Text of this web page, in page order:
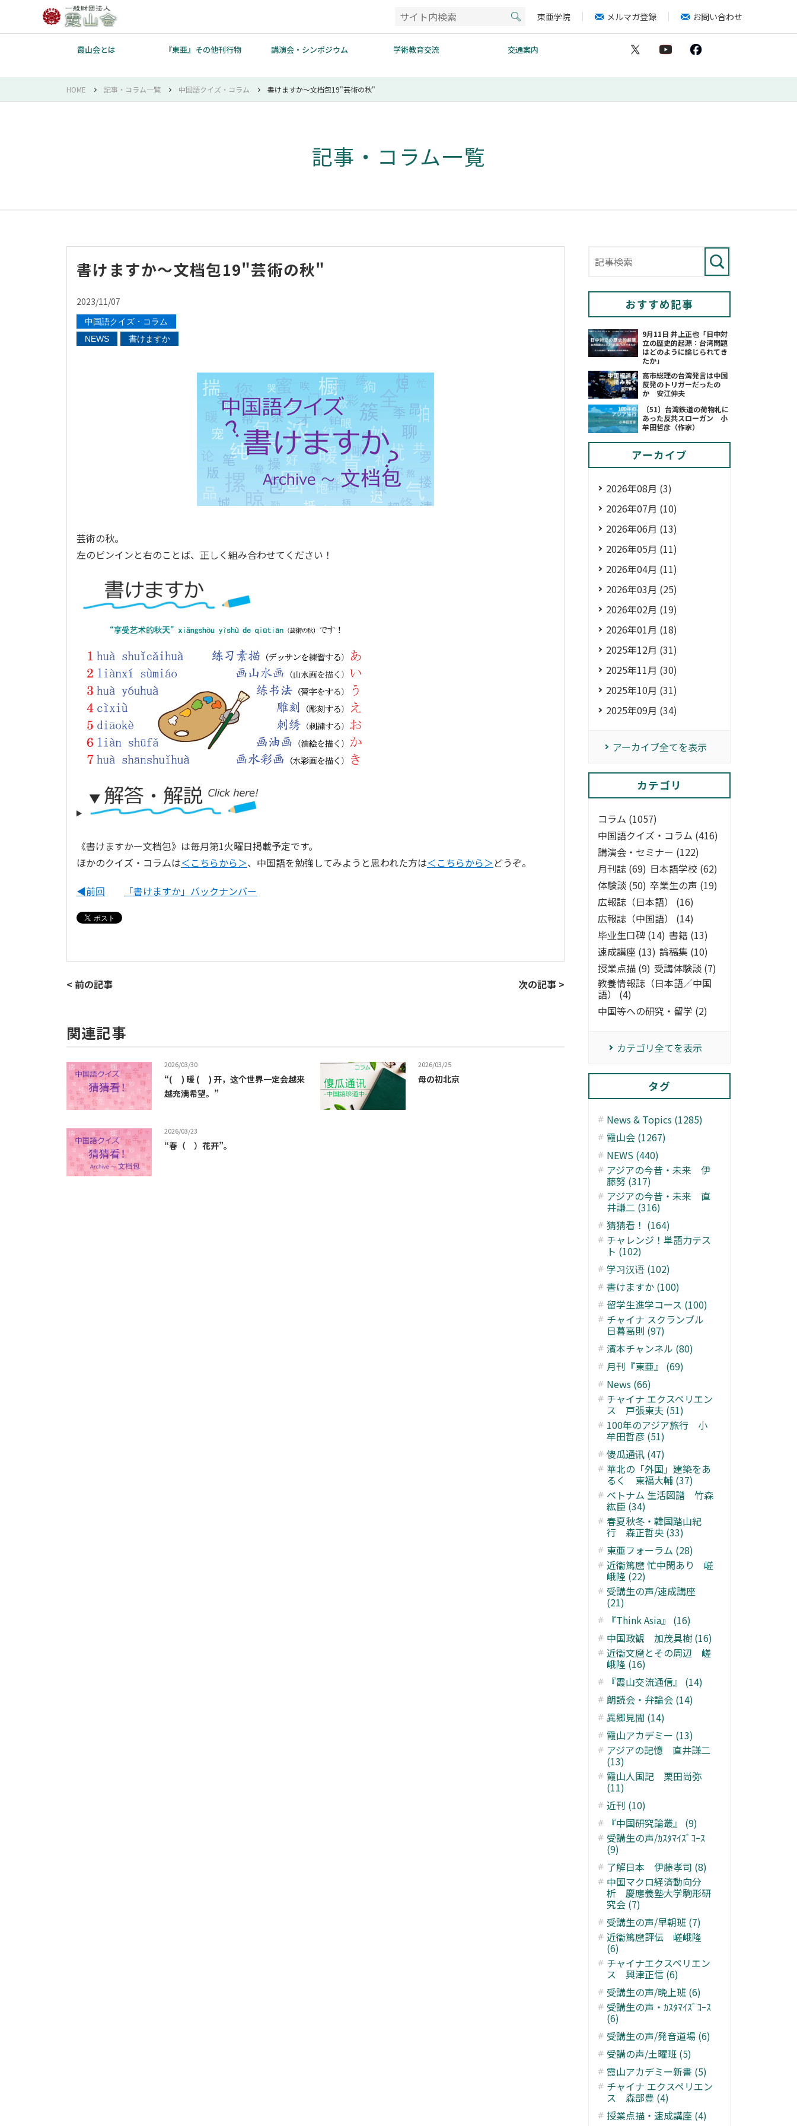
東亜学院 メルマガ登録 お問い合わせ
霞山会とは 『東亜』その他刊行物 講演会・シンポジウム 学術教育交流 交通案内
HOME 記事・コラム一覧 中国語クイズ・コラム 書けますか～文档包19"芸術の秋"
記事・コラム一覧
書けますか～文档包19"芸術の秋"
2023/11/07
中国語クイズ・コラム
NEWS
書けますか
芸術の秋。
左のピンインと右のことば、正しく組み合わせてください！
《書けますかー文档包》は毎月第1火曜日掲載予定です。
ほかのクイズ・コラムは＜こちらから＞、中国語を勉強してみようと思われた方は＜こちらから＞ どうぞ。
◀前回
「書けますか」バックナンバー
< 前の記事 次の記事 >
関連記事
2026/03/30
“( ) 暖 ( ) 开，这个世界一定会越来
越充满希望。”
2026/03/25
母の初北京
2026/03/23
“春（ ）花开”。
おすすめ記事
9月11日 井上正也「日中対
立の歴史的起源：台湾問題
はどのように論じられてき
たか」
高市総理の台湾発言は中国
反発のトリガーだったの
か 安江伸夫
〔51〕台湾鉄道の荷物札に
あった反共スローガン 小
牟田哲彦（作家）
アーカイブ
2026年08月 (3)
2026年07月 (10)
2026年06月 (13)
2026年05月 (11)
2026年04月 (11)
2026年03月 (25)
2026年02月 (19)
2026年01月 (18)
2025年12月 (31)
2025年11月 (30)
2025年10月 (31)
2025年09月 (34)
アーカイブ全てを表示
カテゴリ
コラム (1057)
中国語クイズ・コラム (416)
講演会・セミナー (122)
月刊誌 (69) 日本語学校 (62)
体験談 (50) 卒業生の声 (19)
広報誌（日本語） (16)
広報誌（中国語） (14)
毕业生口碑 (14) 書籍 (13)
速成講座 (13) 論稿集 (10)
授業点描 (9) 受講体験談 (7)
教養情報誌（日本語／中国
語） (4)
中国等への研究・留学 (2)
カテゴリ全てを表示
タグ
News & Topics (1285)
霞山会 (1267)
NEWS (440)
アジアの今昔・未来 伊
藤努 (317)
アジアの今昔・未来 直
井謙二 (316)
猜猜看！ (164)
チャレンジ！単語力テス
ト (102)
学习汉语 (102)
書けますか (100)
留学生進学コース (100)
チャイナ スクランブル
日暮高則 (97)
濱本チャンネル (80)
月刊『東亜』 (69)
News (66)
チャイナ エクスペリエン
ス 戸張東夫 (51)
100年のアジア旅行 小
牟田哲彦 (51)
傻瓜通讯 (47)
華北の「外国」建築をあ
るく 東福大輔 (37)
ベトナム 生活図譜 竹森
紘臣 (34)
春夏秋冬・韓国踏山紀
行 森正哲央 (33)
東亜フォーラム (28)
近衞篤麿 忙中閑あり 嵯
峨隆 (22)
受講生の声/速成講座
(21)
『Think Asia』 (16)
中国政観 加茂具樹 (16)
近衞文麿とその周辺 嵯
峨隆 (16)
『霞山交流通信』 (14)
朗読会・弁論会 (14)
異郷見聞 (14)
霞山アカデミー (13)
アジアの記憶 直井謙二
(13)
霞山人国記 栗田尚弥
(11)
近刊 (10)
『中国研究論叢』 (9)
受講生の声/ｶｽﾀﾏｲｽﾞｺｰｽ
(9)
了解日本 伊藤孝司 (8)
中国マクロ経済動向分
析 慶應義塾大学駒形研
究会 (7)
受講生の声/早朝班 (7)
近衞篤麿評伝 嵯峨隆
(6)
チャイナエクスペリエン
ス 興津正信 (6)
受講生の声/晩上班 (6)
受講生の声・ｶｽﾀﾏｲｽﾞｺｰｽ
(6)
受講生の声/発音道場 (6)
受講の声/土曜班 (5)
霞山アカデミー新書 (5)
チャイナ エクスペリエン
ス 森部豊 (4)
授業点描・速成講座 (4)